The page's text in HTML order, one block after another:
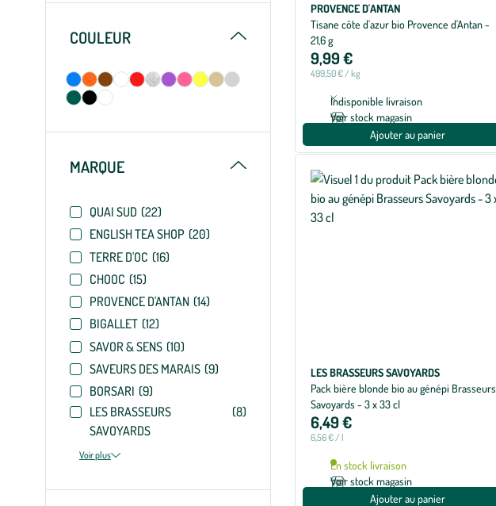
COULEUR Replier
MARQUE Replier
QUAI SUD (22)
ENGLISH TEA SHOP (20)
TERRE D'OC (16)
CHOOC (15)
PROVENCE D'ANTAN (14)
BIGALLET (12)
SAVOR & SENS (10)
SAVEURS DES MARAIS (9)
BORSARI (9)
LES BRASSEURS
SAVOYARDS
(8)
Voir plus
PROVENCE D'ANTAN
Tisane côte d'azur bio Provence d'Antan -
21,6 g
9,99 €
499,50 € / kg
Indisponible livraison
Voir stock magasin
Ajouter au panier
LES BRASSEURS SAVOYARDS
Pack bière blonde bio au génépi Brasseurs
Savoyards - 3 x 33 cl
6,49 €
6,56 € / l
En stock livraison
Voir stock magasin
Ajouter au panier